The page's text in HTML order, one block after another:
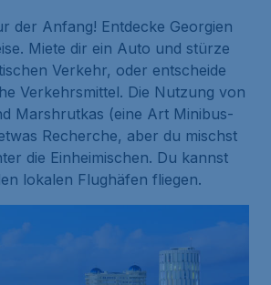
der Anfang! Entdecke Georgien
Miete dir ein Auto und stürze
Verkehr, oder entscheide
Verkehrsmittel. Die Nutzung von
Marshrutkas (eine Art Minibus-
Recherche, aber du mischst
die Einheimischen. Du kannst
lokalen Flughäfen fliegen.